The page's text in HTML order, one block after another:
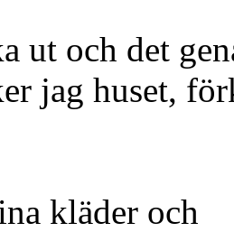
ut och det
jag huset,
kläder och